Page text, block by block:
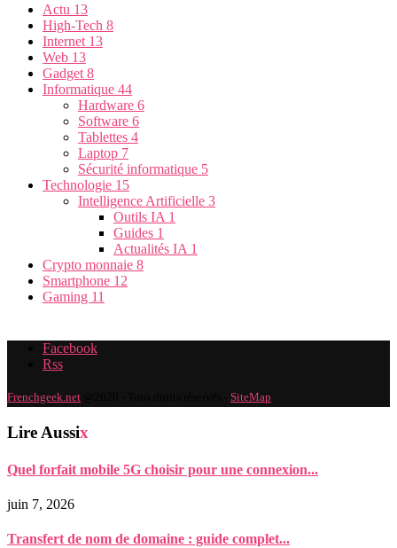
Actu 13
High-Tech 8
Internet 13
Web 13
Gadget 8
Informatique 44
Hardware 6
Software 6
Tablettes 4
Laptop 7
Sécurité informatique 5
Technologie 15
Intelligence Artificielle 3
Outils IA 1
Guides 1
Actualités IA 1
Crypto monnaie 8
Smartphone 12
Gaming 11
Facebook
Rss
Frenchgeek.net SiteMap
Lire Aussix
Quel forfait mobile 5G choisir pour une connexion...
juin 7, 2026
Transfert de nom de domaine : guide complet...